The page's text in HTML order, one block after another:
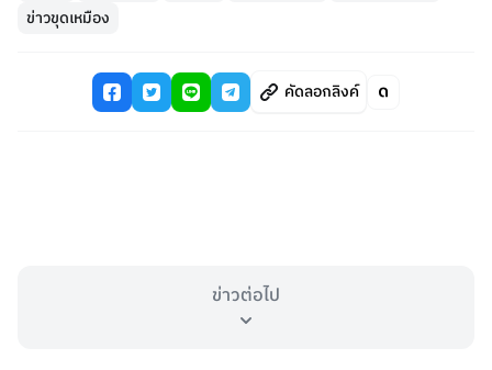
ข่าวขุดเหมือง
คัดลอกลิงค์
ข่าวต่อไป